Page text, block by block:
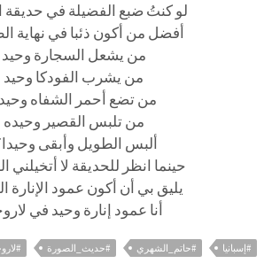
لو كنتُ ضبع الفضيلة في حديقة
أفضل من أكون ذئبا في نهاية
من يشعل السجارة وحيد
من يشرب الفودكا وحيد
من تضع أحمر الشفاه
من تلبس القصير وحيده
ألبس الطويل وأبقى
حينما انظر للحديقة لا أتخيلني
يليق بي أن أكون عمود الإنارة
أنا عمود إنارة وحيد في
#إسبانيا #حاتم_الشهري #حديث_الصورة